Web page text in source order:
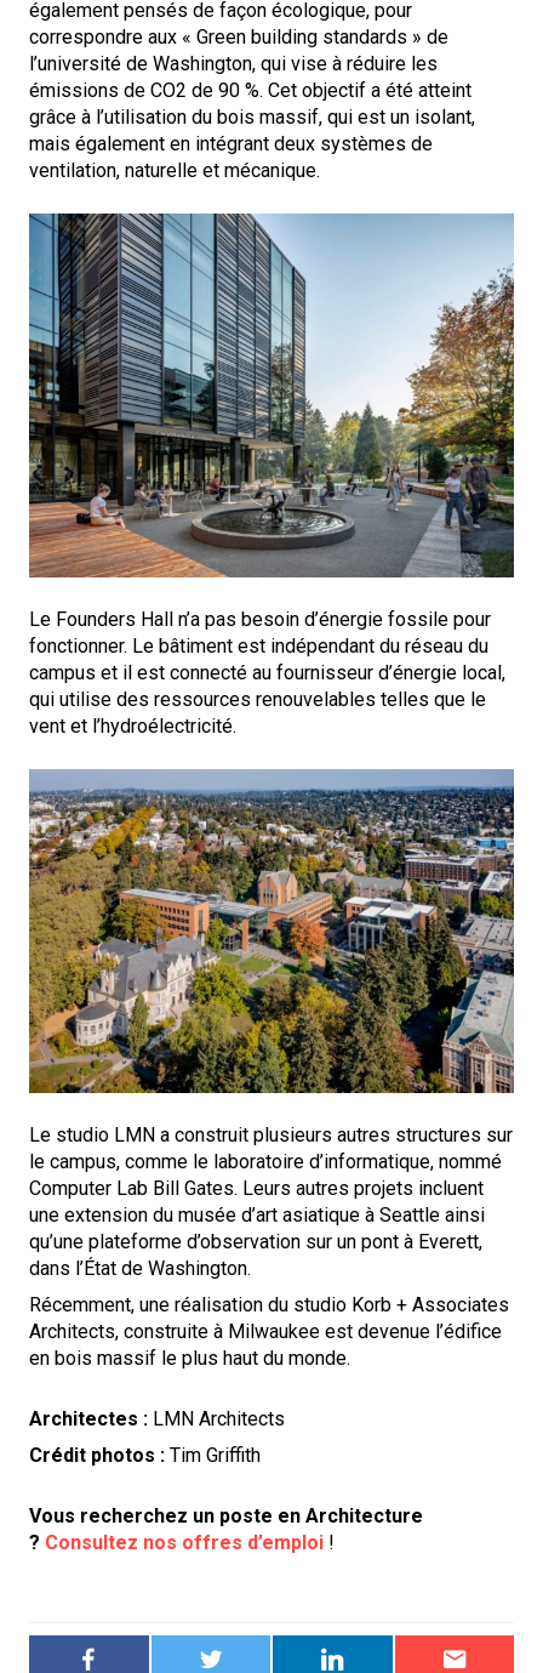
également pensés de façon écologique, pour
correspondre aux « Green building standards » de
l’université de Washington, qui vise à réduire les
émissions de CO2 de 90 %. Cet objectif a été atteint
grâce à l’utilisation du bois massif, qui est un isolant,
mais également en intégrant deux systèmes de
ventilation, naturelle et mécanique.
Le Founders Hall n’a pas besoin d’énergie fossile pour
fonctionner. Le bâtiment est indépendant du réseau du
campus et il est connecté au fournisseur d’énergie local,
qui utilise des ressources renouvelables telles que le
vent et l’hydroélectricité.
Le studio LMN a construit plusieurs autres structures sur
le campus, comme le laboratoire d’informatique, nommé
Computer Lab Bill Gates. Leurs autres projets incluent
une extension du musée d’art asiatique à Seattle ainsi
qu’une plateforme d’observation sur un pont à Everett,
dans l’État de Washington.
Récemment, une réalisation du studio Korb + Associates
Architects, construite à Milwaukee est devenue l’édifice
en bois massif le plus haut du monde.
Architectes : LMN Architects
Crédit photos : Tim Griffith
Vous recherchez un poste en Architecture
? Consultez nos offres d’emploi !